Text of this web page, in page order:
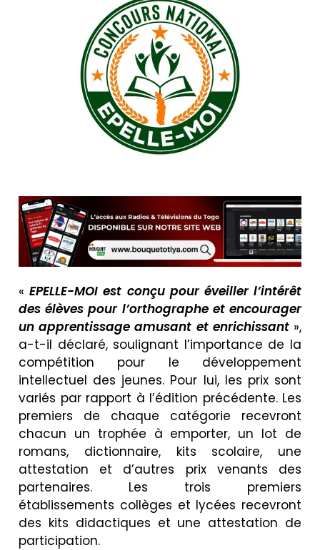
«EPELLE-MOI est conçu pour éveiller l’intérêt
des élèves pour l’orthographe et encourager
un apprentissage amusant et enrichissant»,
a-t-il déclaré, soulignant l’importance de la
compétition pour le développement
intellectuel des jeunes. Pour lui, les prix sont
variés par rapport à l’édition précédente. Les
premiers de chaque catégorie recevront
chacun un trophée à emporter, un lot de
romans, dictionnaire, kits scolaire, une
attestation et d’autres prix venants des
partenaires. Les trois premiers
établissements collèges et lycées recevront
des kits didactiques et une attestation de
participation.